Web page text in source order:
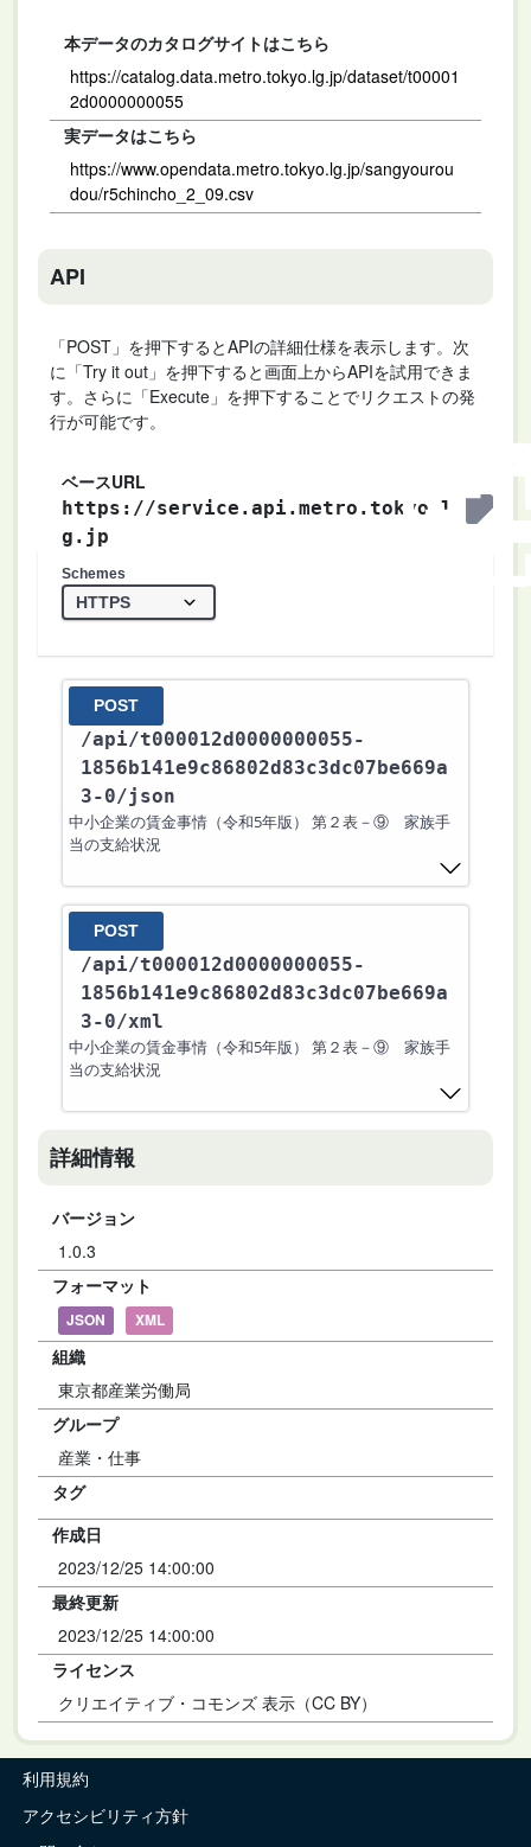
本データのカタログサイトはこちら
https://catalog.data.metro.tokyo.lg.jp/dataset/t00001
2d0000000055
実データはこちら
https://www.opendata.metro.tokyo.lg.jp/sangyourou
dou/r5chincho_2_09.csv
API
「POST」を押下するとAPIの詳細仕様を表示します。次
に「Try it out」を押下すると画面上からAPIを試用できま
す。さらに「Execute」を押下することでリクエストの発
行が可能です。
ベースURL
https://service.api.metro.tokyo.l
g.jp
Schemes
POST
/api/t000012d0000000055-
1856b141e9c86802d83c3dc07be669a
3-0/json
中小企業の賃金事情（令和5年版） 第２表－⑨ 家族手
当の支給状況
POST
/api/t000012d0000000055-
1856b141e9c86802d83c3dc07be669a
3-0/xml
中小企業の賃金事情（令和5年版） 第２表－⑨ 家族手
当の支給状況
詳細情報
バージョン
1.0.3
フォーマット
JSON XML
組織
東京都産業労働局
グループ
産業・仕事
タグ
作成日
2023/12/25 14:00:00
最終更新
2023/12/25 14:00:00
ライセンス
クリエイティブ・コモンズ 表示（CC BY）
利用規約
アクセシビリティ方針